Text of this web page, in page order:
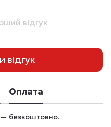
відгук
відгук
Оплата
— безкоштовно.